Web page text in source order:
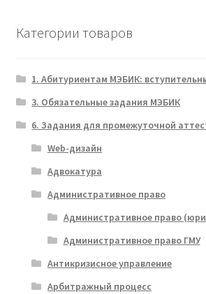
Категории товаров
1. Абитуриентам МЭБИК:
3. Обязательные задания МЭБИК
6. Задания для промежуточной
Web-дизайн
Адвокатура
Административное право
Административное право
Административное право ГМУ
Антикризисное управление
Арбитражный процесс